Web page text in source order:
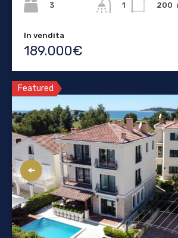
3
1
200
In vendita
189.000€
Featured